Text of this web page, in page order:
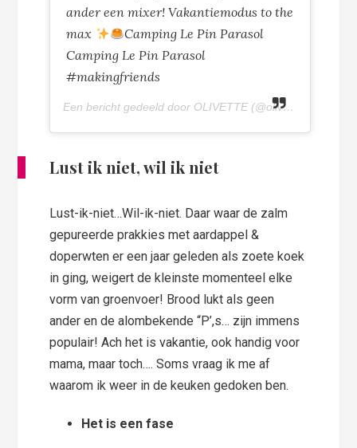
ander een mixer! Vakantiemodus to the
max
Camping Le Pin Parasol
Camping Le Pin Parasol
#makingfriends
Een bericht gedeeld door OLIVETTE (@olivettepuntnl) op
Lust ik niet, wil ik niet
Lust-ik-niet…Wil-ik-niet. Daar waar de zalm
gepureerde prakkies met aardappel &
doperwten er een jaar geleden als zoete koek
in ging, weigert de kleinste momenteel elke
vorm van groenvoer! Brood lukt als geen
ander en de alombekende “P’,s… zijn immens
populair! Ach het is vakantie, ook handig voor
mama, maar toch…. Soms vraag ik me af
waarom ik weer in de keuken gedoken ben.
Het is een fase